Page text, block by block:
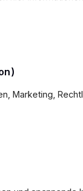
Marketing,